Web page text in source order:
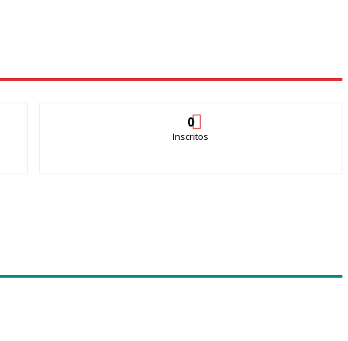
0
Inscritos